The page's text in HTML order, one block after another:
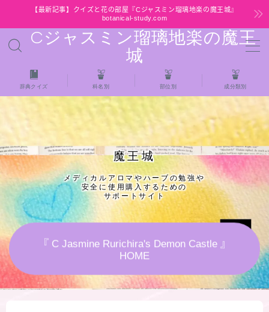
【最新記事】クイズと花の部屋『Cジャスミン瑠璃地楽の魔王城』
botanical-study.com
Cジャスミン瑠璃地楽の魔王
城
MENU
HOME
【最新】クイズと花の部屋
★全種/アロマハーブスパイス基材 プチ辞典ク
イズ＆プチ辞典
★アロマ検定＋αクイズ
★アロマハーブ傾向チェック
辞典クイズ 科名別 部位別 成分類別
魔王城
メディカルアロマやハーブの勉強や
安全に使用購入するための
サポートサイト
『 C Jasmine Rurichira's Demon Castle 』
HOME